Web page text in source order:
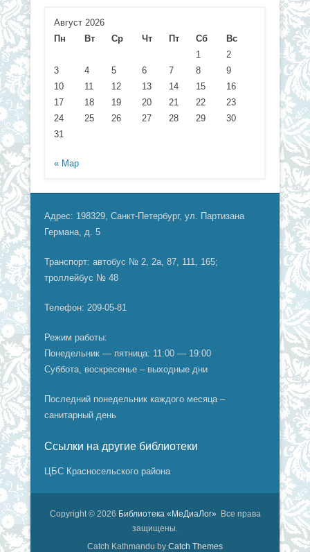
Август 2026
Пн
Вт Ср Чт Пт Сб
Вс
1
2
3
4 5 6 7 8
9
10
11 12 13 14 15
16
17
18 19 20 21 22
23
24
25 26 27 28 29
30
31
« Мар
Адрес: 198329, Санкт-Петербург, ул. Партизана
Германа, д. 5
Транспорт: автобус № 2, 2а, 87, 111, 165;
троллейбус № 48
Телефон: 209-05-81
Режим работы:
Понедельник — пятница: 11:00 — 19:00
Суббота, воскресенье – выходные дни
Последний понедельник каждого месяца –
санитарный день
Ссылки на другие библиотеки
ЦБС Красносельского района
Copyright © 2026 Библиотека «МеДиаЛог» Все права
защищены.
Catch Kathmandu by Catch Themes